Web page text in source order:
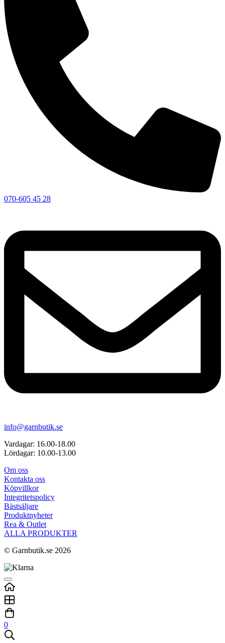
070-605 45 28
info@garnbutik.se
Vardagar: 16.00-18.00
Lördagar: 10.00-13.00
Om oss
Kontakta oss
Köpvillkor
Integritetspolicy
Bästsäljare
Produktnyheter
Rea & Outlet
ALLA PRODUKTER
© Garnbutik.se 2026
0